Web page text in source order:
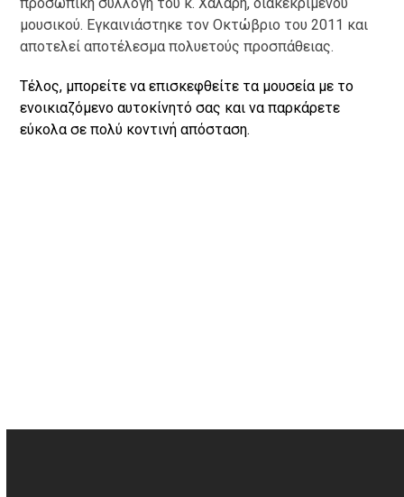
μουσικού. Εγκαινιάστηκε τον Οκτώβριο του 2011 και
αποτελεί αποτέλεσμα πολυετούς προσπάθειας.
Τέλος, μπορείτε να επισκεφθείτε τα μουσεία με το
ενοικιαζόμενο αυτοκίνητό σας και να παρκάρετε
εύκολα σε πολύ κοντινή απόσταση.